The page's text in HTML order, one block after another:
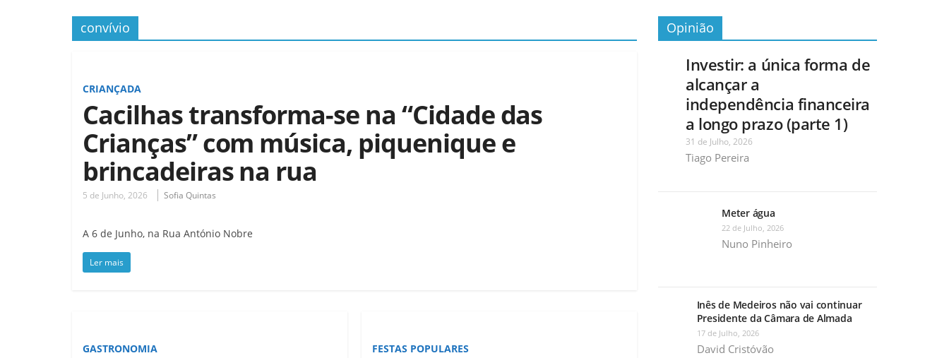
convívio
CRIANÇADA
Cacilhas transforma-se na “Cidade das
Crianças” com música, piquenique e
brincadeiras na rua
5 de Junho, 2026 Sofia Quintas
A 6 de Junho, na Rua António Nobre
Ler mais
GASTRONOMIA FESTAS POPULARES
Opinião
Investir: a única forma de
alcançar a
independência financeira
a longo prazo (parte 1)
31 de Julho, 2026
Tiago Pereira
Meter água
22 de Julho, 2026
Nuno Pinheiro
Inês de Medeiros não vai continuar
Presidente da Câmara de Almada
17 de Julho, 2026
David Cristóvão